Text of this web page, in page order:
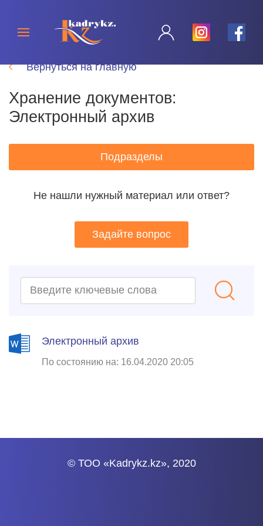
Вернуться на главную
Хранение документов:
Электронный архив
Подразделы
Не нашли нужный материал или ответ?
Задайте вопрос
Электронный архив
По состоянию на: 16.04.2020 20:05
© ТОО «Kadrykz.kz», 2020